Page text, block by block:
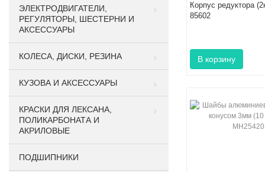
ЭЛЕКТРОДВИГАТЕЛИ,
РЕГУЛЯТОРЫ, ШЕСТЕРНИ И
АКСЕССУАРЫ
КОЛЕСА, ДИСКИ, РЕЗИНА
КУЗОВА И АКСЕССУАРЫ
КРАСКИ ДЛЯ ЛЕКСАНА,
ПОЛИКАРБОНАТА И
АКРИЛОВЫЕ
ПОДШИПНИКИ
Корпус редуктора
85602